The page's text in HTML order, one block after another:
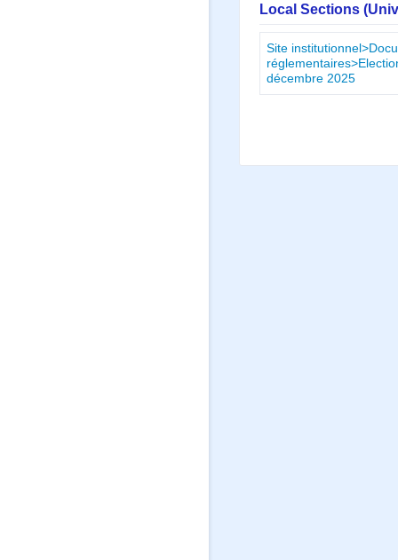
Local Sections
Site
décembre 2025